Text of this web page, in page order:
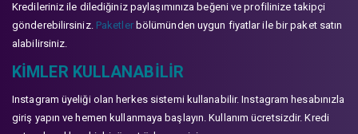
Kredileriniz ile dilediğiniz paylaşımınıza beğeni ve profilinize takipçi
gönderebilirsiniz. Paketlerbölümünden uygun fiyatlar ile bir paket satın
alabilirsiniz.
KIMLER KULLANABILIR
Instagram üyeliği olan herkes sistemi kullanabilir. Instagram hesabınızla
giriş yapın ve hemen kullanmaya başlayın. Kullanım ücretsizdir. Kredi